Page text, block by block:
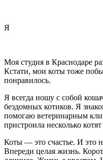
Я
Моя студия в Краснодаре
Кстати, мои коты тоже
понравилось.
Я всегда ношу с собой
бездомных котиков. Я
помогаю ветеринарным
пристроила несколько
Коты — это счастье. И это
Впереди целая жизнь.